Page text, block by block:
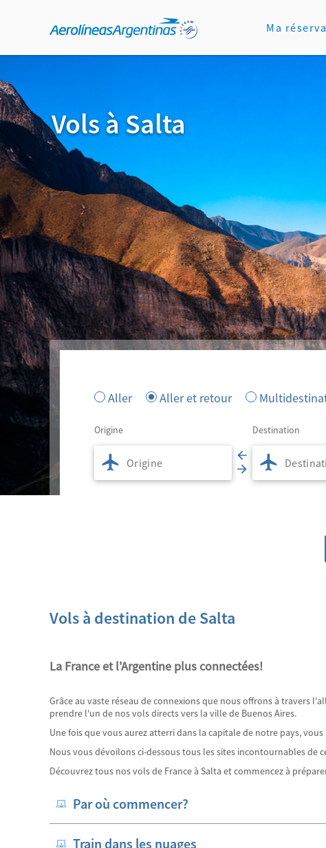
Ma
Vols à Salta
Aller Aller et retour
Origine Destination
Vols à destination de Salta
La France et l'Argentine plus connectées!
Grâce au vaste réseau de connexions que nous offrons à travers
prendre l'un de nos vols directs vers la ville de Buenos Aires.
Une fois que vous aurez atterri dans la capitale de notre pays,
Nous vous dévoilons ci-dessous tous les sites incontournables
Découvrez tous nos vols de France à Salta et commencez à
Par où commencer?
Train dans les nuages